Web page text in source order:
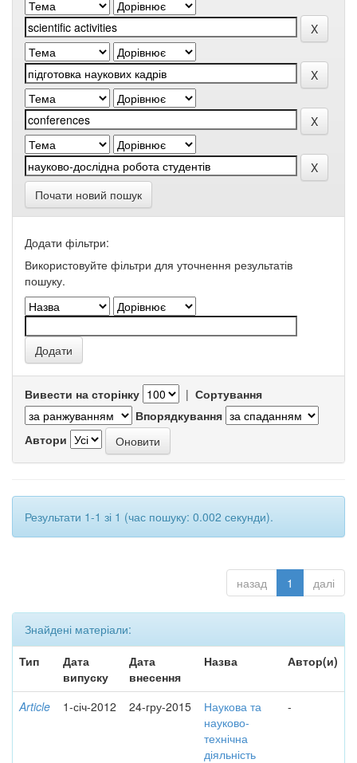
Почати новий пошук
Додати фільтри:
Використовуйте фільтри для уточнення результатів
пошуку.
Вивести на сторінку | Сортування
Впорядкування
Автори
Результати 1-1 зі 1 (час пошуку: 0.002 секунди).
назад 1 далі
Знайдені матеріали:
Тип
Дата
випуску
Дата
внесення
Назва Автор(и)
Article 1-січ-2012 24-гру-2015
Наукова та
науково-
технічна
діяльність
-